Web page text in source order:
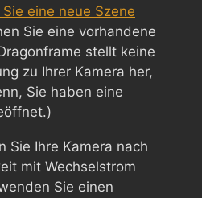
eine neue Szene
Sie eine vorhandene
stellt keine
zu Ihrer Kamera her,
Sie haben eine
Sie Ihre Kamera nach
mit Wechselstrom
Sie einen